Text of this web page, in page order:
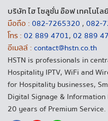
บริษัท ไฮ โซลูชั่น อ๊อฟ เทคโนโล
มือถือ : 082-7265320 , 082-
โทร : 02 889 4701, 02 889
อีเมลล์ : contact@hstn.co.th
HSTN is professionals in
Hospitality IPTV, WiFi and
for Hospitality businesses,
Digital Signage &
20 years of Premium Service.